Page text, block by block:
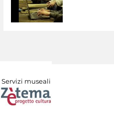
Servizi museali